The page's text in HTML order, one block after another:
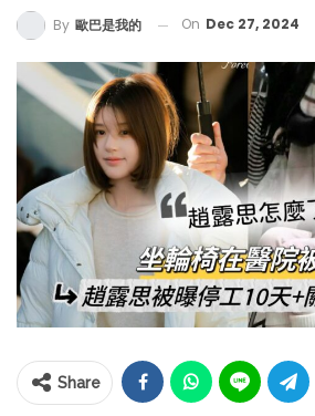
By 歐巴是我的 On Dec 27, 2024
Share